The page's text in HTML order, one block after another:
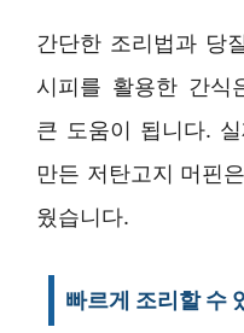
간단한 조리법과 당
시피를 활용한 간식
큰 도움이 됩니다.
만든 저탄고지 머핀
웠습니다.
빠르게 조리할 수